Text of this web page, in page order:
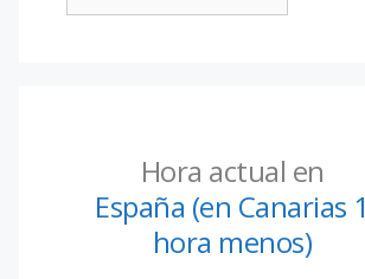
Hora actual en
España (en Canarias 1
hora menos)